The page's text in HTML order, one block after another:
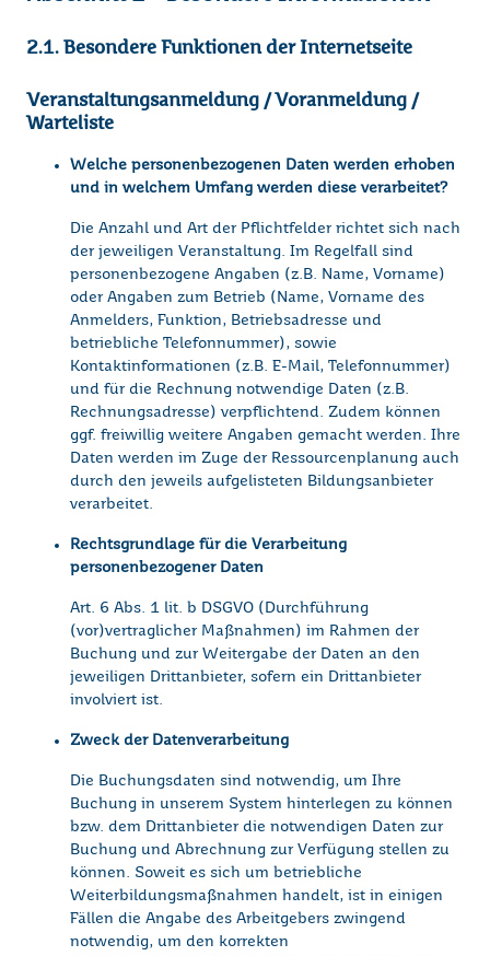
2.1. Besondere Funktionen der Internetseite
Veranstaltungsanmeldung / Voranmeldung /
Warteliste
Welche personenbezogenen Daten werden erhoben
und in welchem Umfang werden diese verarbeitet?
Die Anzahl und Art der Pflichtfelder richtet sich nach
der jeweiligen Veranstaltung. Im Regelfall sind
personenbezogene Angaben (z.B. Name, Vorname)
oder Angaben zum Betrieb (Name, Vorname des
Anmelders, Funktion, Betriebsadresse und
betriebliche Telefonnummer), sowie
Kontaktinformationen (z.B. E-Mail, Telefonnummer)
und für die Rechnung notwendige Daten (z.B.
Rechnungsadresse) verpflichtend. Zudem können
ggf. freiwillig weitere Angaben gemacht werden. Ihre
Daten werden im Zuge der Ressourcenplanung auch
durch den jeweils aufgelisteten Bildungsanbieter
verarbeitet.
Rechtsgrundlage für die Verarbeitung
personenbezogener Daten
Art. 6 Abs. 1 lit. b DSGVO (Durchführung
(vor)vertraglicher Maßnahmen) im Rahmen der
Buchung und zur Weitergabe der Daten an den
jeweiligen Drittanbieter, sofern ein Drittanbieter
involviert ist.
Zweck der Datenverarbeitung
Die Buchungsdaten sind notwendig, um Ihre
Buchung in unserem System hinterlegen zu können
bzw. dem Drittanbieter die notwendigen Daten zur
Buchung und Abrechnung zur Verfügung stellen zu
können. Soweit es sich um betriebliche
Weiterbildungsmaßnahmen handelt, ist in einigen
Fällen die Angabe des Arbeitgebers zwingend
notwendig, um den korrekten